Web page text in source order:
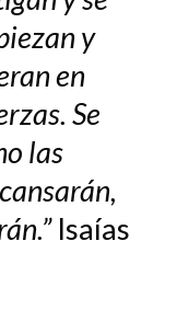
y
en
Se
las
Isaías